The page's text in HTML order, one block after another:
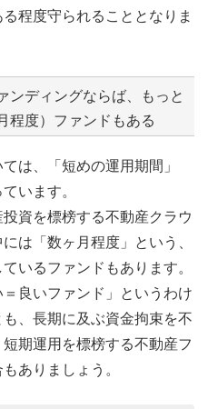
程度守られることとなりま
ンディングならば、もっと
程度）ファンドもある
は、「短めの運用期間」
います。
資を標榜する不動産クラウ
は「数ヶ月程度」という、
いるファンドもあります。
良いファンド」というわけ
、長期に及ぶ資金拘束を不
期運用を標榜する不動産フ
ありましょう。